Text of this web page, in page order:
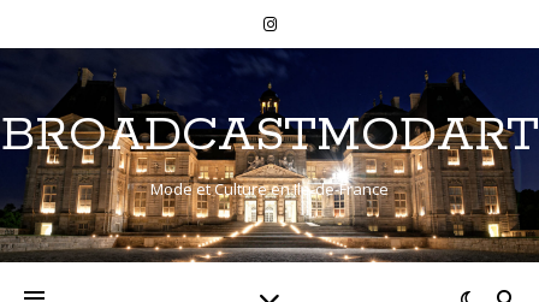
BROADCASTMODART
Mode et Culture en Ile-de-France